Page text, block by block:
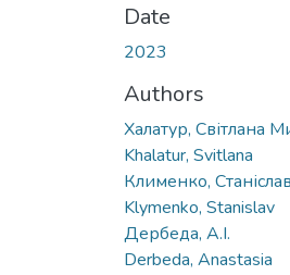
Date
2023
Authors
Халатур, Світлана
Khalatur, Svitlana
Клименко, Станіслав
Klymenko, Stanislav
Дербеда, А.І.
Derbeda, Anastasia